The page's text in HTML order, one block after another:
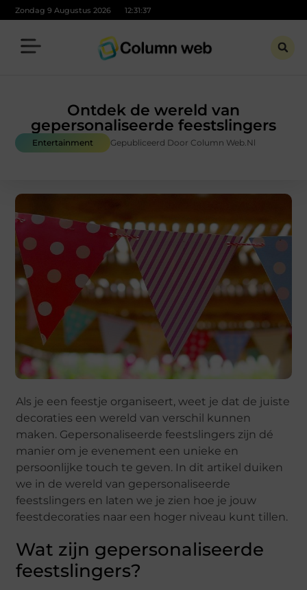
Zondag 9 Augustus 2026 12:31:38
Ontdek de wereld van
gepersonaliseerde feestslingers
Entertainment Gepubliceerd Door Column Web.nl
Als je een feestje organiseert, weet je dat de juiste
decoraties een wereld van verschil kunnen
maken. Gepersonaliseerde feestslingers zijn dé
manier om je evenement een unieke en
persoonlijke touch te geven. In dit artikel duiken
we in de wereld van gepersonaliseerde
feestslingers en laten we je zien hoe je jouw
feestdecoraties naar een hoger niveau kunt tillen.
Wat zijn gepersonaliseerde
feestslingers?